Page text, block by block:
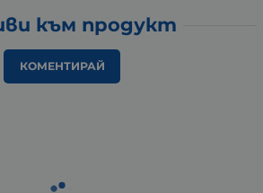
към продукт
КОМЕНТИРАЙ